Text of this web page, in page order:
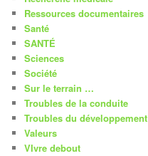
Ressources documentaires
Santé
SANTÉ
Sciences
Société
Sur le terrain …
Troubles de la conduite
Troubles du développement
Valeurs
VIvre debout